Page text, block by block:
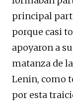
principal
porque casi
apoyaron a
matanza de
Lenin, como
por esta